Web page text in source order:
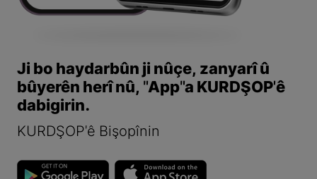
Ji bo haydarbûn ji nûçe, zanyarî û
bûyerên herî nû, "App"a KURDŞOP'ê
dabigirin.
KURDŞOP'ê Bişopînin